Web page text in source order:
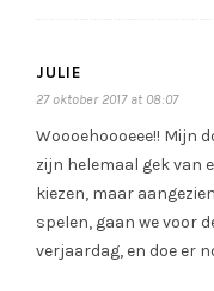
JULIE
27 oktober 2017 at 08:07
Woooehoooeee!! Mijn
zijn helemaal gek van
kiezen, maar
spelen, gaan we voor
verjaardag, en doe er